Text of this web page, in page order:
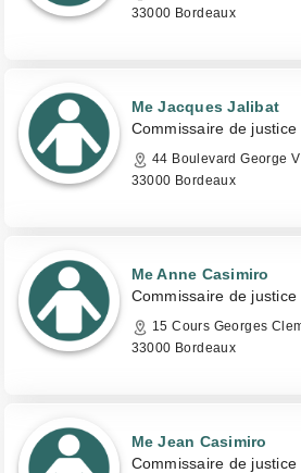
33000 Bordeaux
Me Jacques Jalibat
Commissaire de justice
44 Boulevard George V
33000 Bordeaux
Me Anne Casimiro
Commissaire de justice
15 Cours Georges
33000 Bordeaux
Me Jean Casimiro
Commissaire de justice